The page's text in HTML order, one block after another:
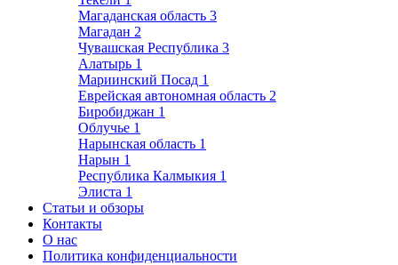
Магаданская область 3
Магадан 2
Чувашская Республика 3
Алатырь 1
Мариинский Посад 1
Еврейская автономная область 2
Биробиджан 1
Облучье 1
Нарынская область 1
Нарын 1
Республика Калмыкия 1
Элиста 1
Статьи и обзоры
Контакты
О нас
Политика конфиденциальности